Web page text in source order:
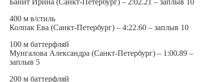
400 м в/стиль
Колпак Ева (Санкт-Петербург) – 4:22.60 – заплыв 10
100 м баттерфляй
Мунгалова Александра (Санкт-Петербург) – 1:00.89 –
заплыв 5
200 м баттерфляй